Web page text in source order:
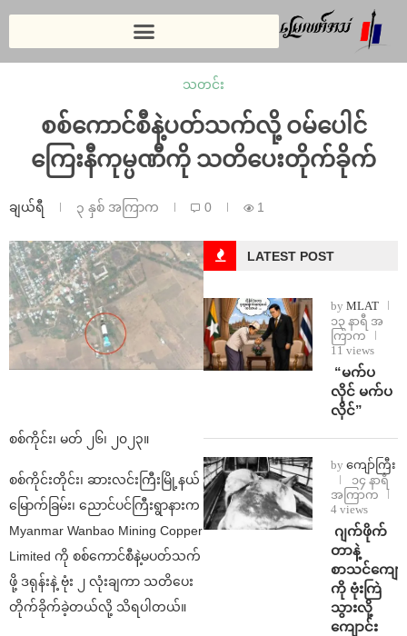
သတင်း
စစ်ကောင်စီနဲ့ပတ်သက်လို့ ဝမ်ပေါင်
ကြေးနီကုမ္ပဏီကို သတိပေးတိုက်ခိုက်
ချယ်ရီ ၃ နှစ် အကြာက 0 1
စစ်ကိုင်း၊ မတ် ၂၆၊ ၂၀၂၃။
စစ်ကိုင်းတိုင်း၊ ဆားလင်းကြီးမြို့နယ်
မြောက်ခြမ်း၊ ညောင်ပင်ကြီးရွာနားက
Myanmar Wanbao Mining Copper
Limited ကို စစ်ကောင်စီနဲ့မပတ်သက်
ဖို့ ဒရုန်းနဲ့ ဗုံး ၂ လုံးချကာ သတိပေး
တိုက်ခိုက်ခဲ့တယ်လို့ သိရပါတယ်။
LATEST POST
by MLAT
၁၃ နာရီ အ
ကြာက
11 views
⁨ ⁨“မက်ပ
လိုင် မက်ပ
လိုင်”
by ကျော်ကြီး
၁၄ နာရီ
အကြာက
4 views
⁨⁩ ⁨ဂျက်ဖိုက်
တာနဲ့
စာသင်ကျော
ကို ဗုံးကြဲ
သွားလို့
ကျောင်း